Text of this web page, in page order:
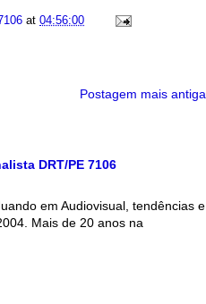
at 04:56:00
Postagem mais antiga
DRT/PE 7106
em Audiovisual, tendências e
Mais de 20 anos na